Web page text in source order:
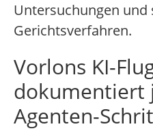
Untersuchungen und
Gerichtsverfahren.
Vorlons KI-
dokumentiert
Agenten-